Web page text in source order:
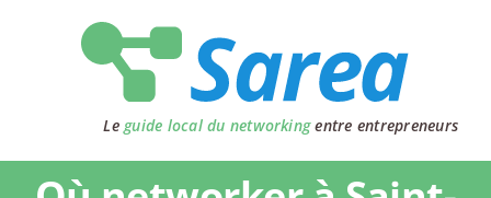
Le guide local du networkingentre entrepreneurs